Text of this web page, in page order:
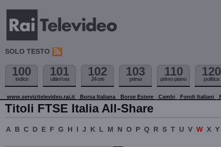
SOLO TESTO
100
indice
101
ultim'ora
102
24 ore
103
prima
110
primo piano
120
politica
www.servizitelevideo.rai.it Borsa Italiana Borse Estere Cambi Fondi Italiani
Titoli FTSE Italia All-Share
A B C D E F G H I J K L M N O P Q R S T U V W X Y